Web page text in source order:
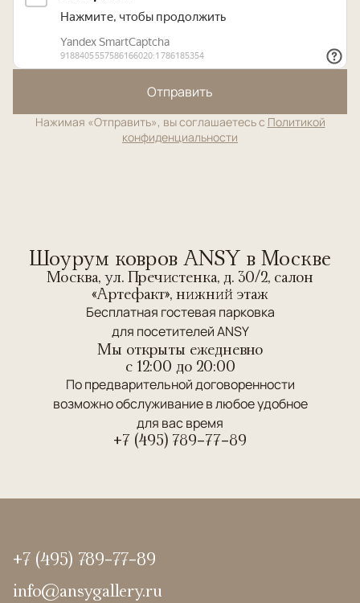
Отправить
Нажимая «Отправить», вы соглашаетесь с Политикой
конфиденциальности
Шоурум ковров ANSY в Москве
Москва, ул. Пречистенка, д. 30/2, салон
«Артефакт», нижний этаж
Бесплатная гостевая парковка
для посетителей ANSY
Мы открыты ежедневно
c 12:00 до 20:00
По предварительной договоренности
возможно обслуживание в любое удобное
для вас время
+7 (495) 789-77-89
+7 (495) 789-77-89
info@ansygallery.ru